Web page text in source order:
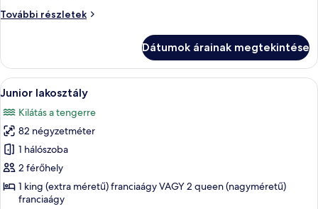
tengerre
(2+1))
További részletek
Szoba,
(Sol
Room
(2+1))
részletei
Dátumok árainak megtekintése
A
következő
szoba
összes
képének
megtekintése:
Junior
lakosztály
Egy modern szállodai szoba,
4
Junior lakosztály
Kilátás a tengerre
82 négyzetméter
1 hálószoba
2 férőhely
1 king (extra méretű) franciaágy VAGY 2 queen (nagyméretű)
franciaágy